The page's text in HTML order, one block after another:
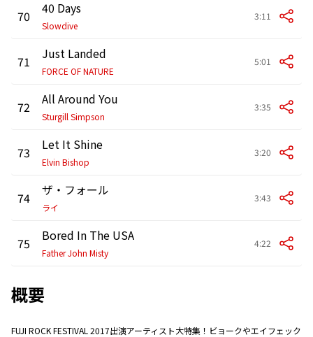
70 40 Days
Slowdive
3:11
71 Just Landed
FORCE OF NATURE
5:01
72 All Around You
Sturgill Simpson
3:35
73 Let It Shine
Elvin Bishop
3:20
74 ザ・フォール
ライ
3:43
75 Bored In The USA
Father John Misty
4:22
概要
FUJI ROCK FESTIVAL 2017出演アーティスト大特集！ビョークやエイフェック